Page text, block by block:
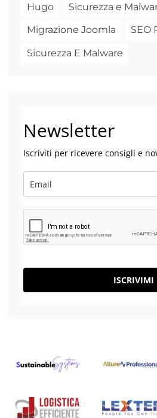
Hugo Sicurezza e
Migrazione Joomla SEO
Sicurezza E Malware
Newsletter
Iscriviti per ricevere consigli e
ISCRIVIMI